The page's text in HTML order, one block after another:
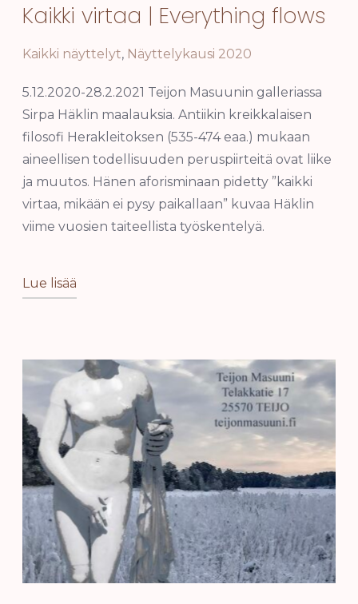
Kaikki virtaa | Everything flows
Kaikki näyttelyt, Näyttelykausi 2020
5.12.2020-28.2.2021 Teijon Masuunin galleriassa
Sirpa Häklin maalauksia. Antiikin kreikkalaisen
filosofi Herakleitoksen (535-474 eaa.) mukaan
aineellisen todellisuuden peruspiirteitä ovat liike
ja muutos. Hänen aforisminaan pidetty ”kaikki
virtaa, mikään ei pysy paikallaan” kuvaa Häklin
viime vuosien taiteellista työskentelyä.
Lue lisää